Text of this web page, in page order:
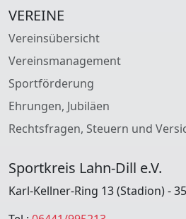
VEREINE
Vereinsübersicht
Vereinsmanagement
Sportförderung
Ehrungen, Jubiläen
Rechtsfragen, Steuern und
Sportkreis Lahn-Dill e.V.
Karl-Kellner-Ring 13 (Stadion) -